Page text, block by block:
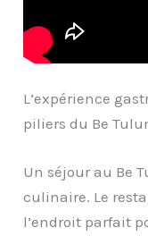
L’expérience
piliers du Be
Un séjour au Be
culinaire. Le
l’endroit parfait